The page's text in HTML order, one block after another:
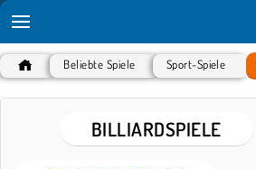
Beliebte Spiele Sport-Spiele
BILLIARDSPIELE